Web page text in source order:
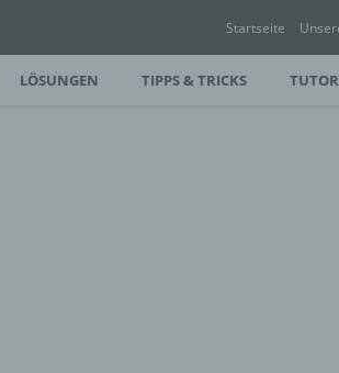
Startseite
LÖSUNGEN TIPPS & TRICKS